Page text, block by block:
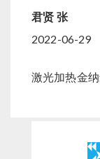
君贤 张
2022-06-29
激光加热金